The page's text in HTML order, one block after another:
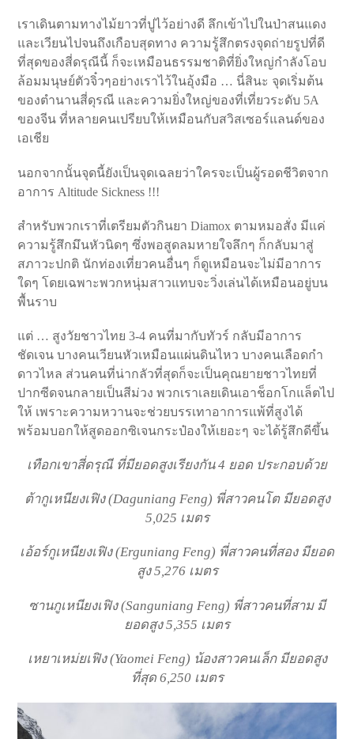
เราเดินตามทางไม้ยาวที่ปูไว้อย่างดี ลึกเข้าไปในป่าสนแดง
และเวียนไปจนถึงเกือบสุดทาง ความรู้สึกตรงจุดถ่ายรูปที่ดี
ที่สุดของสี่ดรุณีนี้ ก็จะเหมือนธรรมชาติที่ยิ่งใหญ่กำลังโอบ
ล้อมมนุษย์ตัวจิ๋วๆอย่างเราไว้ในอุ้งมือ … นี่สินะ จุดเริ่มต้น
ของตำนานสี่ดุรณี และความยิ่งใหญ่ของที่เที่ยวระดับ 5A
ของจีน ที่หลายคนเปรียบให้เหมือนกับสวิสเซอร์แลนด์ของ
เอเชีย
นอกจากนั้นจุดนี้ยังเป็นจุดเฉลยว่าใครจะเป็นผู้รอดชีวิตจาก
อาการ Altitude Sickness !!!
สำหรับพวกเราที่เตรียมตัวกินยา Diamox ตามหมอสั่ง มีแค่
ความรู้สึกมึนหัวนิดๆ ซึ่งพอสูดลมหายใจลึกๆ ก็กลับมาสู่
สภาวะปกติ นักท่องเที่ยวคนอื่นๆ ก็ดูเหมือนจะไม่มีอาการ
ใดๆ โดยเฉพาะพวกหนุ่มสาวแทบจะวิ่งเล่นได้เหมือนอยู่บน
พื้นราบ
แต่ … สูงวัยชาวไทย 3-4 คนที่มากับทัวร์ กลับมีอาการ
ชัดเจน บางคนเวียนหัวเหมือนแผ่นดินไหว บางคนเลือดกำ
ดาวไหล ส่วนคนที่น่ากลัวที่สุดก็จะเป็นคุณยายชาวไทยที่
ปากซีดจนกลายเป็นสีม่วง พวกเราเลยเดินเอาช็อกโกแล็ตไป
ให้ เพราะความหวานจะช่วยบรรเทาอาการแพ้ที่สูงได้
พร้อมบอกให้สูดออกซิเจนกระป๋องให้เยอะๆ จะได้รู้สึกดีขึ้น
เทือกเขาสี่ดรุณี ที่มียอดสูงเรียงกัน 4 ยอด ประกอบด้วย
ต้ากูเหนียงเฟิง (Daguniang Feng) พี่สาวคนโต มียอดสูง
5,025 เมตร
เอ้อร์กูเหนียงเฟิง (Erguniang Feng) พี่สาวคนที่สอง มียอด
สูง 5,276 เมตร
ซานกูเหนียงเฟิง (Sanguniang Feng) พี่สาวคนที่สาม มี
ยอดสูง 5,355 เมตร
เหยาเหม่ยเฟิง (Yaomei Feng) น้องสาวคนเล็ก มียอดสูง
ที่สุด 6,250 เมตร